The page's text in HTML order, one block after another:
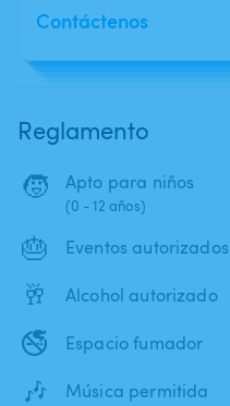
Contáctenos
Reglamento
🧒 Apto para niños
(0 - 12 años)
🎂 Eventos autorizados
🥂 Alcohol autorizado
🚭 Espacio fumador
🎶 Música permitida